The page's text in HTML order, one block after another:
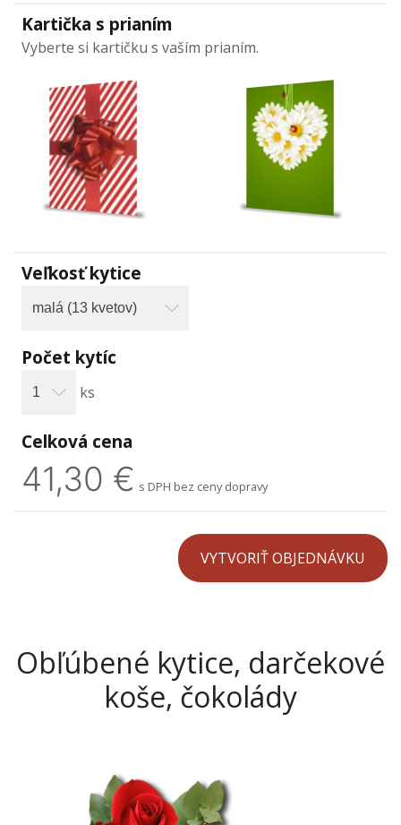
Kartička s prianím
Vyberte si kartičku s vaším prianím.
Veľkosť kytice
Počet kytíc
ks
Celková cena
41,30 € s DPH bez ceny dopravy
Obľúbené kytice, darčekové
koše, čokolády